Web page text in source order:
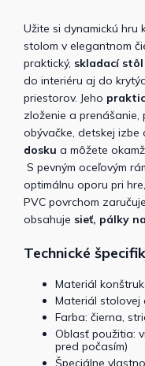
Užite si dynamickú hru
stolom v elegantnom
praktický, skladací
do interiéru aj do
priestorov. Jeho
zloženie a prenášanie,
obývačke, detskej izbe
dosku a môžete
S pevným oceľovým
optimálnu oporu pri
PVC povrchom
obsahuje sieť, pálky
Technické
Materiál
Materiál stolovej
Farba: čierna,
Oblasť použitia:
pred počasím)
Špeciálne